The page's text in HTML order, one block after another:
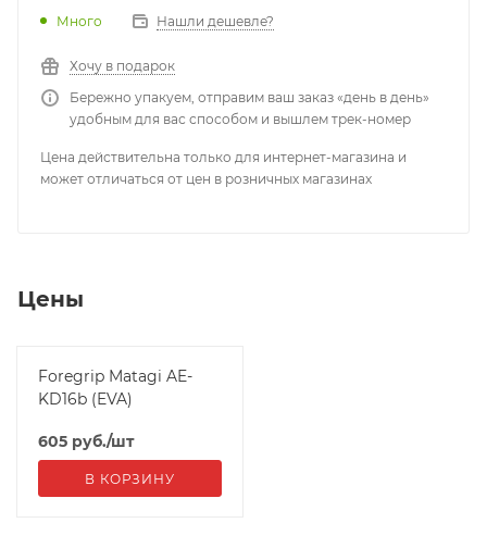
Много Нашли дешевле?
Хочу в подарок
Бережно упакуем, отправим ваш заказ «день в день»
удобным для вас способом и вышлем трек-номер
Цена действительна только для интернет-магазина и
может отличаться от цен в розничных магазинах
Цены
Foregrip Matagi AE-
KD16b (EVA)
605 руб./шт
В КОРЗИНУ